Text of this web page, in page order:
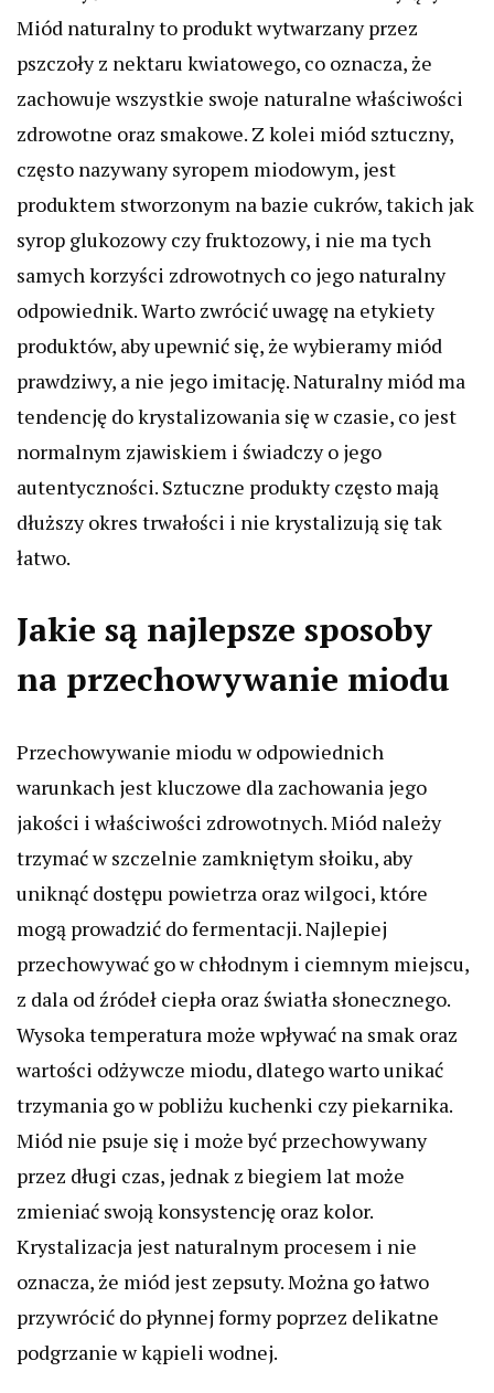
Miód naturalny to produkt wytwarzany przez
pszczoły z nektaru kwiatowego, co oznacza, że
zachowuje wszystkie swoje naturalne właściwości
zdrowotne oraz smakowe. Z kolei miód sztuczny,
często nazywany syropem miodowym, jest
produktem stworzonym na bazie cukrów, takich jak
syrop glukozowy czy fruktozowy, i nie ma tych
samych korzyści zdrowotnych co jego naturalny
odpowiednik. Warto zwrócić uwagę na etykiety
produktów, aby upewnić się, że wybieramy miód
prawdziwy, a nie jego imitację. Naturalny miód ma
tendencję do krystalizowania się w czasie, co jest
normalnym zjawiskiem i świadczy o jego
autentyczności. Sztuczne produkty często mają
dłuższy okres trwałości i nie krystalizują się tak
łatwo.
Jakie są najlepsze sposoby
na przechowywanie miodu
Przechowywanie miodu w odpowiednich
warunkach jest kluczowe dla zachowania jego
jakości i właściwości zdrowotnych. Miód należy
trzymać w szczelnie zamkniętym słoiku, aby
uniknąć dostępu powietrza oraz wilgoci, które
mogą prowadzić do fermentacji. Najlepiej
przechowywać go w chłodnym i ciemnym miejscu,
z dala od źródeł ciepła oraz światła słonecznego.
Wysoka temperatura może wpływać na smak oraz
wartości odżywcze miodu, dlatego warto unikać
trzymania go w pobliżu kuchenki czy piekarnika.
Miód nie psuje się i może być przechowywany
przez długi czas, jednak z biegiem lat może
zmieniać swoją konsystencję oraz kolor.
Krystalizacja jest naturalnym procesem i nie
oznacza, że miód jest zepsuty. Można go łatwo
przywrócić do płynnej formy poprzez delikatne
podgrzanie w kąpieli wodnej.